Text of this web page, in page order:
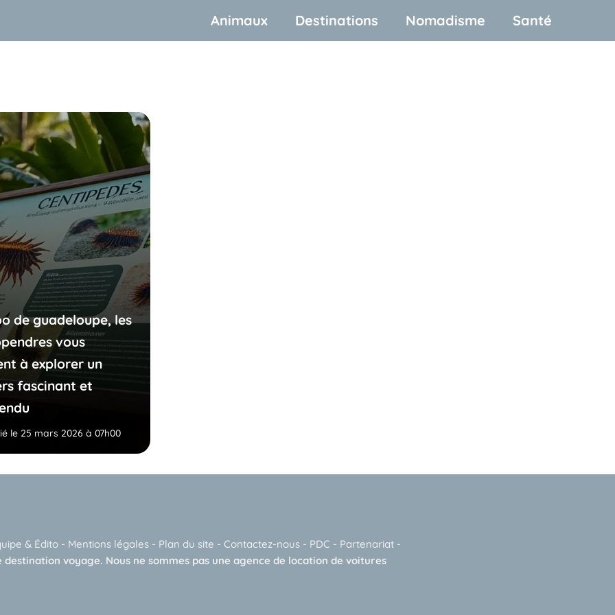
Animaux Destinations Nomadisme Santé
de guadeloupe, les
vous
à explorer un
fascinant et
le 25 mars 2026 à 07h00
& Édito - Mentions légales - Plan du site - Contactez-nous - PDC - Partenariat -
voyage. Nous ne sommes pas une agence de location de voitures